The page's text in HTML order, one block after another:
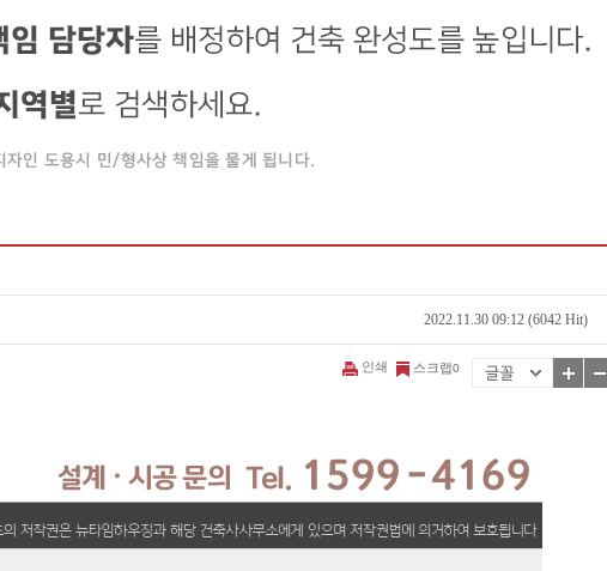
2022.11.30 09:12 (6042 Hit)
인쇄 스크랩0